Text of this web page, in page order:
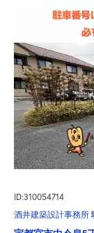
ID:310054714
酒井建築設計事務所